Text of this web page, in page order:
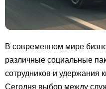
В современном мире
различные социальные
сотрудников и удержания
Сегодня выбор между